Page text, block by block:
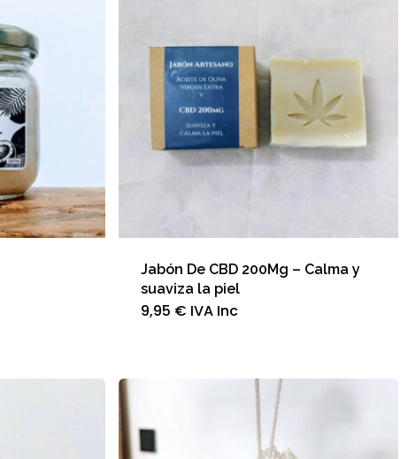
Jabón De CBD 200Mg – Calma y
suaviza la piel
9,95 € IVA Inc